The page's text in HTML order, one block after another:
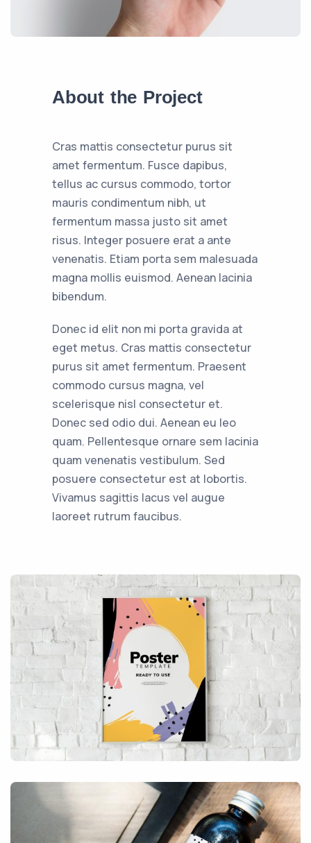
About the Project
Cras mattis consectetur purus sit
amet fermentum. Fusce dapibus,
tellus ac cursus commodo, tortor
mauris condimentum nibh, ut
fermentum massa justo sit amet
risus. Integer posuere erat a ante
venenatis. Etiam porta sem malesuada
magna mollis euismod. Aenean lacinia
bibendum.
Donec id elit non mi porta gravida at
eget metus. Cras mattis consectetur
purus sit amet fermentum. Praesent
commodo cursus magna, vel
scelerisque nisl consectetur et.
Donec sed odio dui. Aenean eu leo
quam. Pellentesque ornare sem lacinia
quam venenatis vestibulum. Sed
posuere consectetur est at lobortis.
Vivamus sagittis lacus vel augue
laoreet rutrum faucibus.